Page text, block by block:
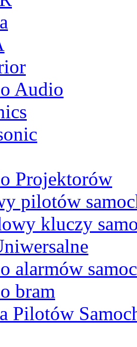
Audio
Projektorów
pilotów
kluczy
alarmów
bram
Pilotów